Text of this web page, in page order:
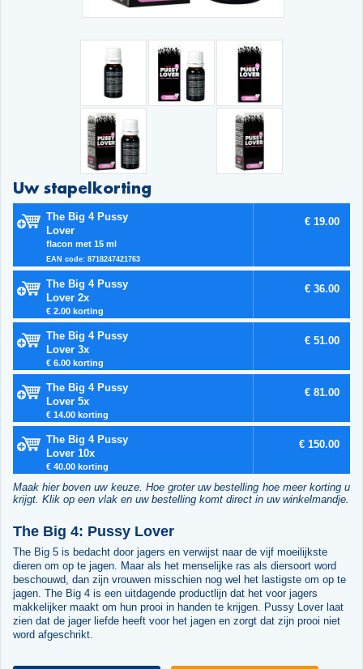
Uw stapelkorting
The Big 4 Pussy
Lover
flacon met 15 ml
EAN code: 8718247421763
€ 19.00
The Big 4 Pussy
Lover 2x
€ 2.00 korting
€ 36.00
The Big 4 Pussy
Lover 3x
€ 6.00 korting
€ 51.00
The Big 4 Pussy
Lover 5x
€ 14.00 korting
€ 81.00
The Big 4 Pussy
Lover 10x
€ 40.00 korting
€ 150.00
Maak hier boven uw keuze. Hoe groter uw bestelling hoe meer korting u
krijgt. Klik op een vlak en uw bestelling komt direct in uw winkelmandje.
The Big 4: Pussy Lover
The Big 5 is bedacht door jagers en verwijst naar de vijf moeilijkste
dieren om op te jagen. Maar als het menselijke ras als diersoort word
beschouwd, dan zijn vrouwen misschien nog wel het lastigste om op te
jagen. The Big 4 is een uitdagende productlijn dat het voor jagers
makkelijker maakt om hun prooi in handen te krijgen. Pussy Lover laat
zien dat de jager liefde heeft voor het jagen en zorgt dat zijn prooi niet
word afgeschrikt.